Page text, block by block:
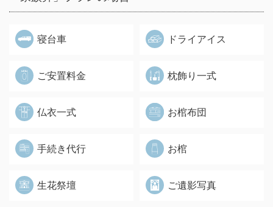
寝台車 ドライアイス
ご安置料金 枕飾り一式
仏衣一式 お棺布団
手続き代行 お棺
生花祭壇 ご遺影写真